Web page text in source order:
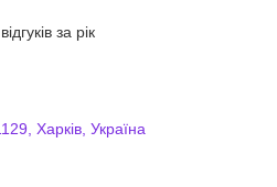
за рік
Харків, Україна